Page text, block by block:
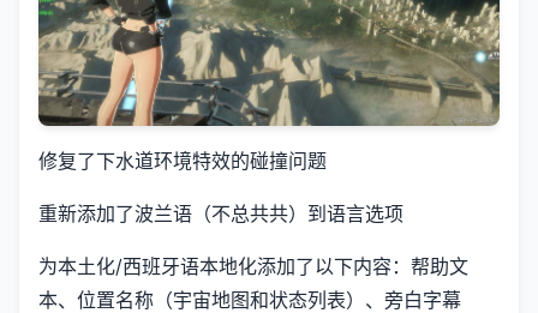
修复了下水道环境特效的碰撞问题
重新添加了波兰语（不总共共）到语言选项
为本土化/西班牙语本地化添加了以下内容：帮助文
本、位置名称（宇宙地图和状态列表）、旁白字幕